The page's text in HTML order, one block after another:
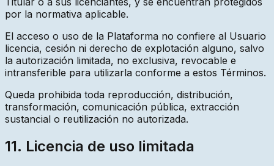
por la normativa aplicable.
El acceso o uso de la Plataforma no confiere al Usuario
licencia, cesión ni derecho de explotación alguno, salvo
la autorización limitada, no exclusiva, revocable e
intransferible para utilizarla conforme a estos Términos.
Queda prohibida toda reproducción, distribución,
transformación, comunicación pública, extracción
sustancial o reutilización no autorizada.
11. Licencia de uso limitada